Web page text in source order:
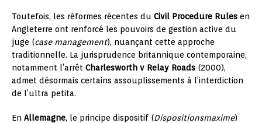
Toutefois, les réformes récentes du Civil Procedure Rules en
Angleterre ont renforcé les pouvoirs de gestion active du
juge (case management), nuançant cette approche
traditionnelle. La jurisprudence britannique contemporaine,
notamment l’arrêt Charlesworth v Relay Roads (2000),
admet désormais certains assouplissements à l’interdiction
de l’ultra petita.
En Allemagne, le principe dispositif (Dispositionsmaxime)